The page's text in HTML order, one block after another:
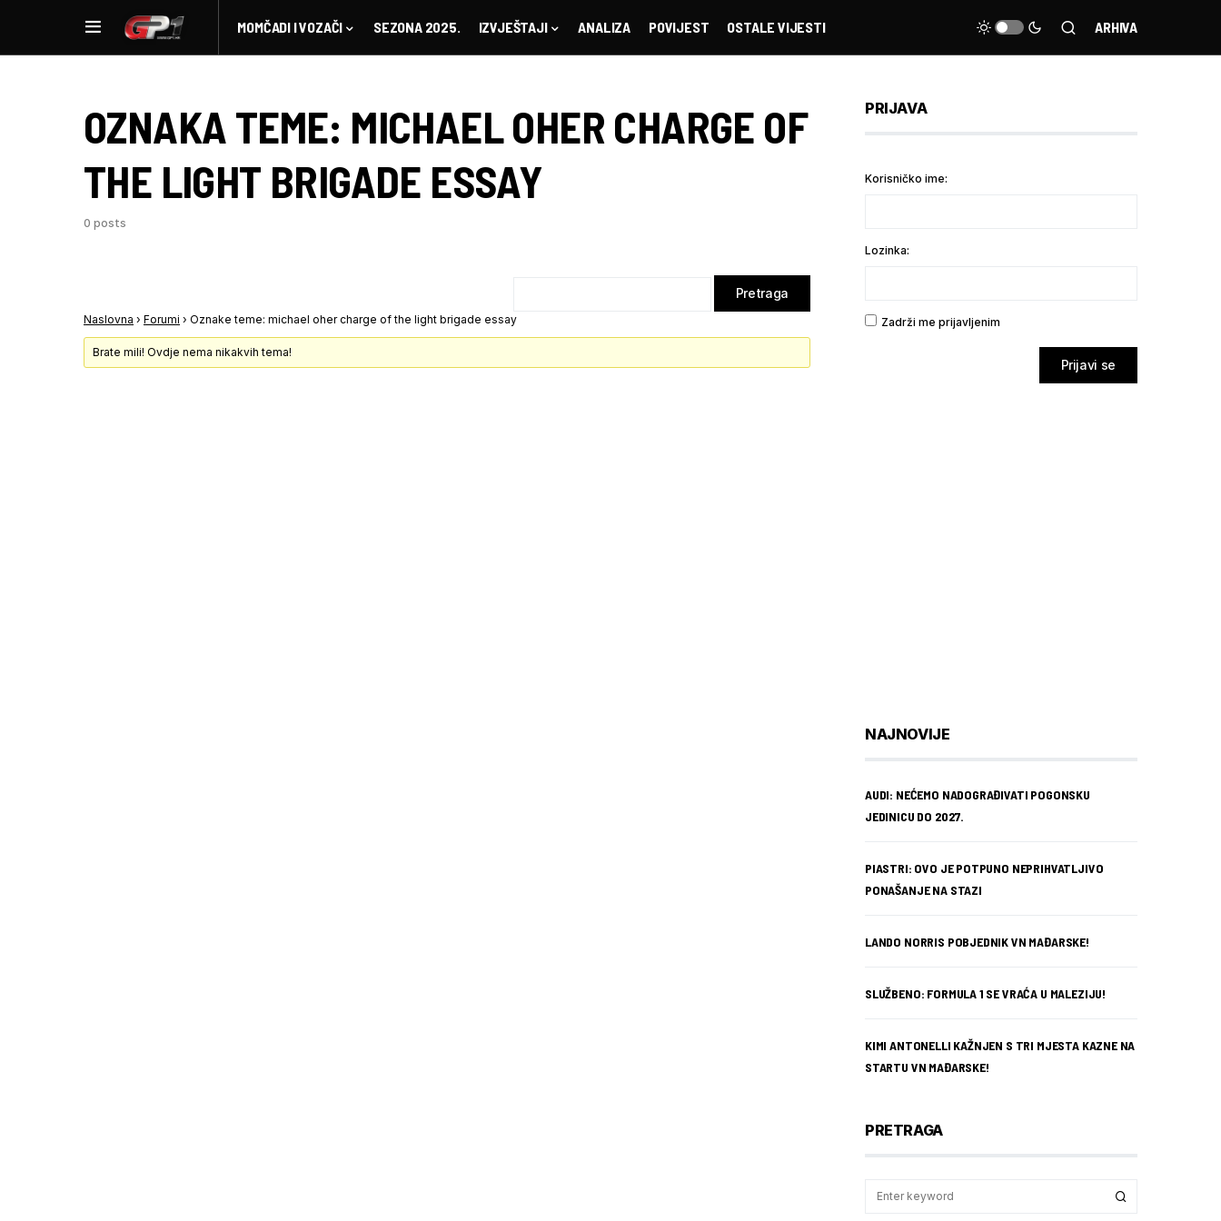
MOMČADI I VOZAČI SEZONA 2025. IZVJEŠTAJI ANALIZA POVIJEST OSTALE VIJESTI ARHIVA
OZNAKA TEME: MICHAEL OHER CHARGE OF
THE LIGHT BRIGADE ESSAY
0 posts
Naslovna › Forumi › Oznake teme: michael oher charge of the light brigade essay
Brate mili! Ovdje nema nikakvih tema!
PRIJAVA
Korisničko ime:
Lozinka:
Zadrži me prijavljenim
Prijavi se
NAJNOVIJE
AUDI: NEĆEMO NADOGRAĐIVATI POGONSKU
JEDINICU DO 2027.
PIASTRI: OVO JE POTPUNO NEPRIHVATLJIVO
PONAŠANJE NA STAZI
LANDO NORRIS POBJEDNIK VN MAĐARSKE!
SLUŽBENO: FORMULA 1 SE VRAĆA U MALEZIJU!
KIMI ANTONELLI KAŽNJEN S TRI MJESTA KAZNE NA
STARTU VN MAĐARSKE!
PRETRAGA